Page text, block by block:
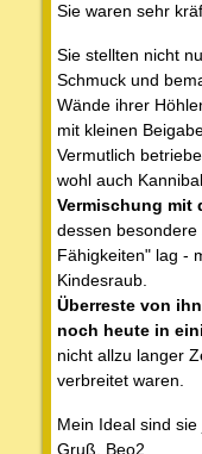
Sie waren sehr
Sie stellten nicht
Schmuck und
Wände ihrer
mit kleinen
Vermutlich
wohl auch
Vermischung mit
dessen
Fähigkeiten" lag -
Kindesraub.
Überreste von
noch heute in
nicht allzu langer
verbreitet waren.
Mein Ideal sind
Gruß, Beo2